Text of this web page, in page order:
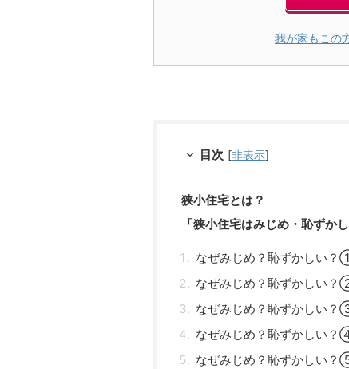
我が家もこの
目次 [非表示]
狭小住宅とは？
「狭小住宅はみじめ・恥ずか
なぜみじめ？恥ずかしい
なぜみじめ？恥ずかしい
なぜみじめ？恥ずかしい
なぜみじめ？恥ずかしい
なぜみじめ？恥ずかしい